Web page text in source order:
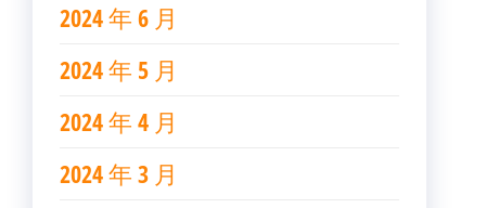
2024 年 6 月
2024 年 5 月
2024 年 4 月
2024 年 3 月